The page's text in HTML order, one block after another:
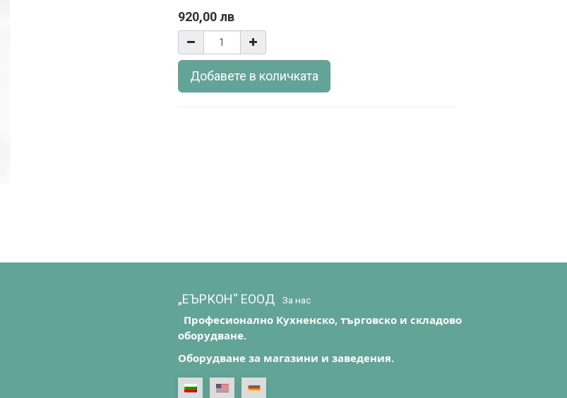
920,00лв
Добавете в количката
„ЕЪРКОН“ EООД - За нас
Професионално Кухненско, търговско и складово
оборудване.
Оборудване за магазини и заведения.